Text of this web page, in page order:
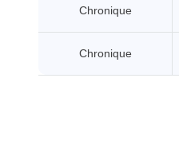
Chronique
Chronique